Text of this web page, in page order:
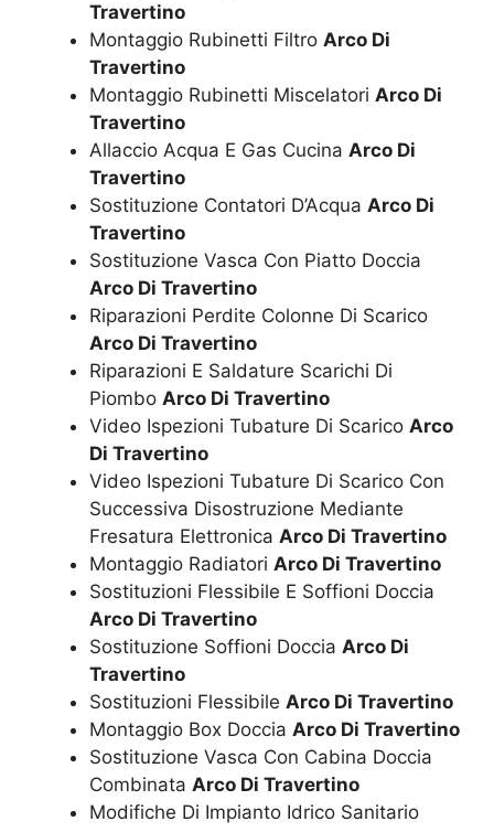
Travertino
Montaggio Rubinetti Filtro Arco Di
Travertino
Montaggio Rubinetti Miscelatori Arco Di
Travertino
Allaccio Acqua E Gas Cucina Arco Di
Travertino
Sostituzione Contatori D’Acqua Arco Di
Travertino
Sostituzione Vasca Con Piatto Doccia
Arco Di Travertino
Riparazioni Perdite Colonne Di Scarico
Arco Di Travertino
Riparazioni E Saldature Scarichi Di
Piombo Arco Di Travertino
Video Ispezioni Tubature Di Scarico Arco
Di Travertino
Video Ispezioni Tubature Di Scarico Con
Successiva Disostruzione Mediante
Fresatura Elettronica Arco Di Travertino
Montaggio Radiatori Arco Di Travertino
Sostituzioni Flessibile E Soffioni Doccia
Arco Di Travertino
Sostituzione Soffioni Doccia Arco Di
Travertino
Sostituzioni Flessibile Arco Di Travertino
Montaggio Box Doccia Arco Di Travertino
Sostituzione Vasca Con Cabina Doccia
Combinata Arco Di Travertino
Modifiche Di Impianto Idrico Sanitario